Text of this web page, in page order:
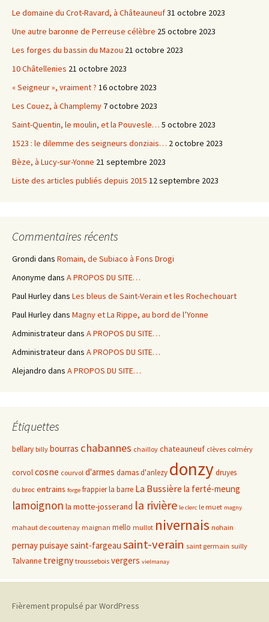
Le domaine du Crot-Ravard, à Châteauneuf31 octobre 2023
Une autre baronne de Perreuse célèbre 25 octobre 2023
Les forges du bassin du Mazou 21 octobre 2023
10 Châtellenies 21 octobre 2023
« Seigneur », vraiment ? 16 octobre 2023
Les Couez, à Champlemy 7 octobre 2023
Saint-Quentin, le moulin, et la Pouvesle… 5 octobre 2023
1523 : le dilemme des seigneurs donziais… 2 octobre 2023
Bèze, à Lucy-sur-Yonne 21 septembre 2023
Liste des articles publiés depuis 2015 12 septembre 2023
Commentaires récents
Grondi dans Romain, de Subiaco à Fons Drogi
Anonyme dans A PROPOS DU SITE…
Paul Hurleydans Les bleus de Saint-Verain et les Rochechouart
Paul Hurleydans Magny et La Rippe, au bord de l’Yonne
Administrateurdans A PROPOS DU SITE…
Administrateurdans A PROPOS DU SITE…
Alejandro dans A PROPOS DU SITE…
Étiquettes
bellary billy bourras chabannes chailloy chateauneuf clèves colméry
corvolcosne courvol d'armes damas d'anlezy donzydruyes
du broc entrains forge frappierla barre La Bussière la ferté-meung
lamoignon la motte-josserand la rivière le clerc le muet magny
mahaut de courtenay maignan mello mullot nivernais nohain
pernaypuisaye saint-fargeau saint-verain saint germain suilly
Talvanne treigny troussebois vergers vielmanay
Fièrement propulsé par WordPress